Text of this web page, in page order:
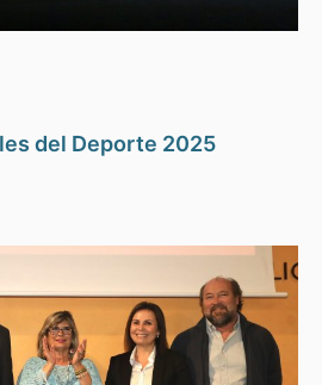
del Deporte 2025